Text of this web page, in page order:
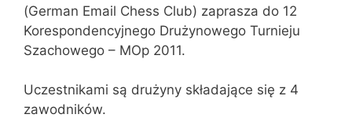
(German Email Chess Club) zaprasza do 12
Korespondencyjnego Drużynowego Turnieju
Szachowego – MOp 2011.
Uczestnikami są drużyny składające się z 4
zawodników.